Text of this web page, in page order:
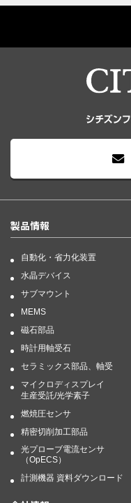
製品情報
自動化・省力化装置
水晶デバイス
サブマウント
MEMS
磁石部品
時計用軸受石
セラミックス部品、軸受
マイクロディスプレイ
生産受託/光学素子
燃焼圧センサ
精密切削加工部品
光プローブ電流センサ
（OpECS）
計測機器 資料ダウンロード